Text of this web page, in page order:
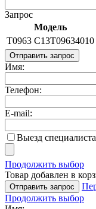
Запрос
Модель
T0963 C13T09634010
Отправить запрос
Имя:
Телефон:
E-mail:
Выезд специалиста
Продолжить выбор
Товар добавлен в
Отправить запрос
Продолжить выбор